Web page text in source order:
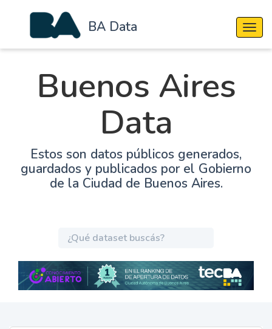
BA Data
Buenos Aires
Data
Estos son datos públicos generados,
guardados y publicados por el Gobierno
de la Ciudad de Buenos Aires.